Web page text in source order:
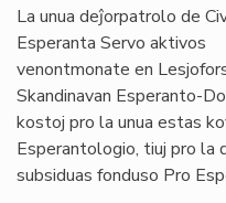
La unua deĵorpatrolo de
Esperanta Servo aktivos
venontmonate en
Skandinavan Esperanto-
kostoj pro la unua estas
Esperantologio, tiuj pro la
subsiduas fonduso Pro